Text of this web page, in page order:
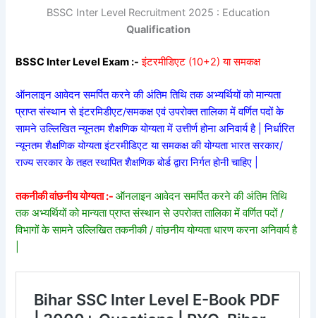
BSSC Inter Level Recruitment 2025 : Education
Qualification
BSSC Inter Level Exam :- इंटरमीडिएट (10+2) या समकक्ष
ऑनलाइन आवेदन समर्पित करने की अंतिम तिथि तक अभ्यर्थियों को मान्यता
प्राप्त संस्थान से इंटरमिडीएट/समकक्ष एवं उपरोक्त तालिका में वर्णित पदों के
सामने उल्लिखित न्यूनतम शैक्षणिक योग्यता में उत्तीर्ण होना अनिवार्य है | निर्धारित
न्यूनतम शैक्षणिक योग्यता इंटरमीडिएट या समकक्ष की योग्यता भारत सरकार/
राज्य सरकार के तहत स्थापित शैक्षणिक बोर्ड द्वारा निर्गत होनी चाहिए |
तकनीकी वांछनीय योग्यता :- ऑनलाइन आवेदन समर्पित करने की अंतिम तिथि
तक अभ्यर्थियों को मान्यता प्राप्त संस्थान से उपरोक्त तालिका में वर्णित पदों /
विभागों के सामने उल्लिखित तकनीकी / वांछनीय योग्यता धारण करना अनिवार्य है